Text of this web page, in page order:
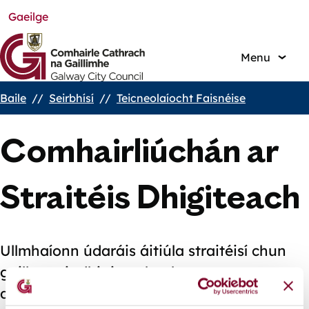
Skip
to
main
content
Gaeilge
Menu
Breadcrumbs
Baile Seirbhísí Teicneolaíocht Faisnéise
Comhairliúchán ar
Straitéis Dhigiteach
Ullmhaíonn údaráis áitiúla straitéisí chun
geilleagair dhigiteacha, bonneagar
digiteach, scileanna digiteacha, sochaithe